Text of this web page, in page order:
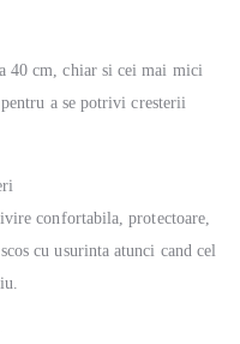
40 cm, chiar si cei mai mici
a se potrivi cresterii
confortabila, protectoare,
cu usurinta atunci cand cel